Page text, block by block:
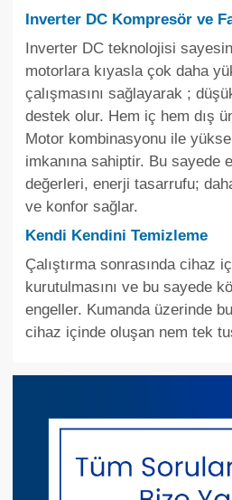
Inverter DC Kompresör ve
Inverter DC teknolojisi
motorlara kıyasla çok daha
çalışmasını sağlayarak ;
destek olur. Hem iç hem dış
Motor kombinasyonu ile
imkanına sahiptir. Bu sayede
değerleri, enerji tasarrufu;
ve konfor sağlar.
Kendi Kendini Temizleme
Çalıştırma sonrasında cihaz
kurutulmasını ve bu sayede
engeller. Kumanda üzerinde
cihaz içinde oluşan nem tek